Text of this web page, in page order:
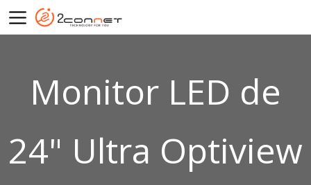
Monitor LED de
24" Ultra Optiview